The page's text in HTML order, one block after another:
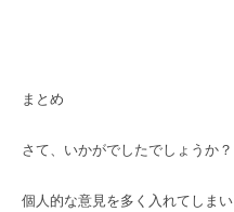
まとめ
さて、いかがでしたでしょうか？
個人的な意見を多く入れてしま